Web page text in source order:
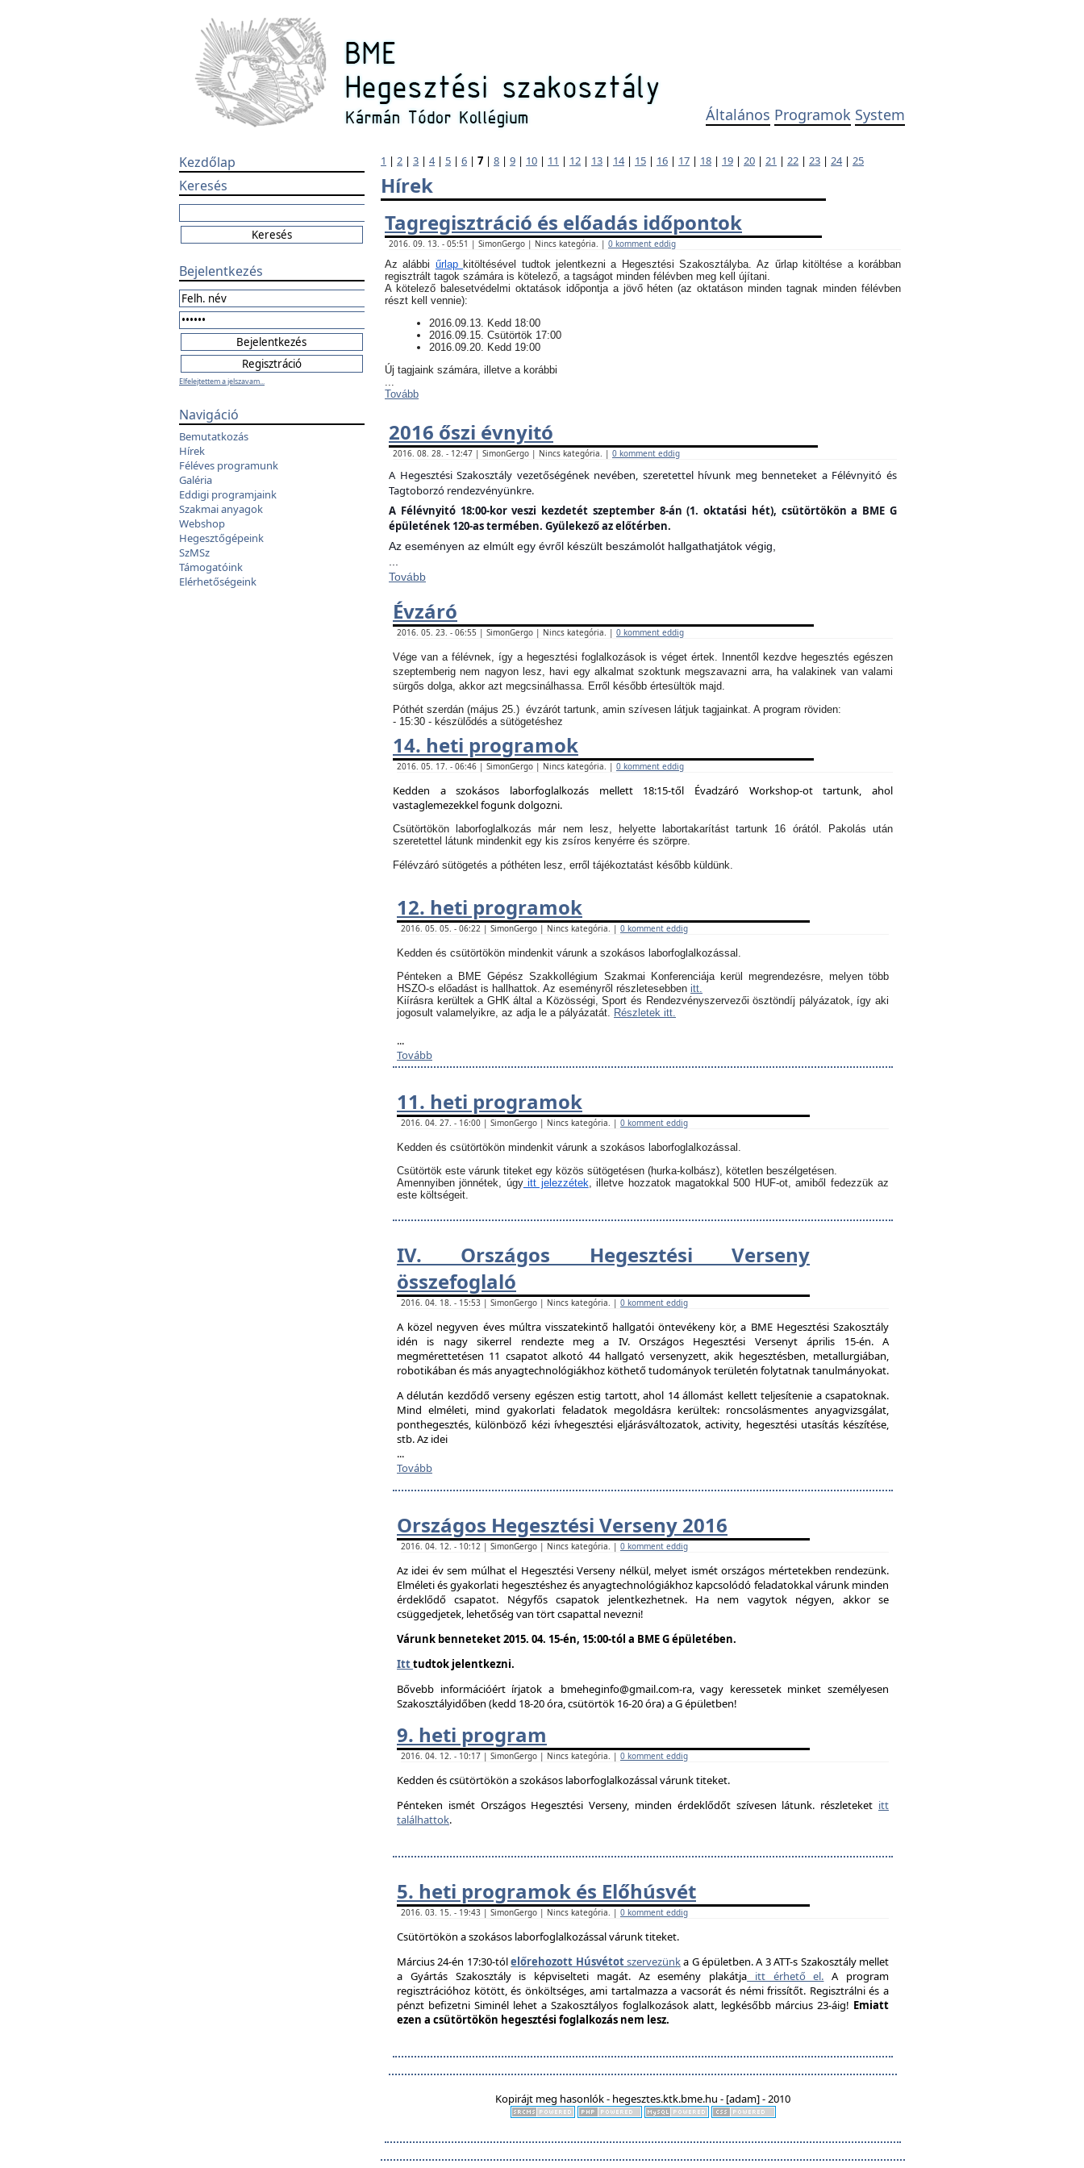
Általános Programok System
Kezdőlap
Keresés
Bejelentkezés
Elfelejtettem a jelszavam...
Navigáció
Bemutatkozás
Hírek
Féléves programunk
Galéria
Eddigi programjaink
Szakmai anyagok
Webshop
Hegesztőgépeink
SzMSz
Támogatóink
Elérhetőségeink
1 | 2 | 3 | 4| 5 | 6 | 7 | 8 | 9 | 10 | 11 | 12 | 13 | 14| 15 | 16 | 17 | 18 | 19 | 20 | 21 | 22 | 23 | 24| 25
Hírek
Tagregisztráció és előadás időpontok
2016. 09. 13. - 05:51 | SimonGergo | Nincs kategória. | 0 komment eddig
Az alábbi űrlap kitöltésével tudtok jelentkezni a Hegesztési Szakosztályba. Az űrlap kitöltése a korábban
regisztrált tagok számára is kötelező, a tagságot minden félévben meg kell újítani.
​A kötelező balesetvédelmi oktatások időpontja a jövő héten (az oktatáson minden tagnak minden félévben
részt kell vennie):
​2016.09.13. Kedd 18:00
2016.09.15. Csütörtök 17:00
2016.09.20. Kedd 19:00
Új tagjaink számára, illetve a korábbi
...
Tovább
2016 őszi évnyitó
2016. 08. 28. - 12:47 | SimonGergo | Nincs kategória. | 0 komment eddig
A Hegesztési Szakosztály vezetőségének nevében, szeretettel hívunk meg benneteket a Félévnyitó és
Tagtoborzó rendezvényünkre.
A Félévnyitó 18:00-kor veszi kezdetét szeptember 8-án (1. oktatási hét), csütörtökön a BME G
épületének 120-as termében. Gyülekező az előtérben.
Az eseményen az elmúlt egy évről készült beszámolót hallgathatjátok végig,
Tovább
Évzáró
2016. 05. 23. - 06:55 | SimonGergo | Nincs kategória. | 0 komment eddig
Vége van a félévnek, így a hegesztési foglalkozások is véget értek. Innentől kezdve hegesztés egészen
szeptemberig nem nagyon lesz, havi egy alkalmat szoktunk megszavazni arra, ha valakinek van valami
sürgős dolga, akkor azt megcsinálhassa. Erről később értesültök majd.
Póthét szerdán (május 25.) évzárót tartunk, amin szívesen látjuk tagjainkat. A program röviden:
- 15:30 - készülődés a sütögetéshez
14. heti programok
2016. 05. 17. - 06:46 | SimonGergo | Nincs kategória. | 0 komment eddig
Kedden a szokásos laborfoglalkozás mellett 18:15-től Évadzáró Workshop-ot tartunk, ahol
vastaglemezekkel fogunk dolgozni.
Csütörtökön laborfoglalkozás már nem lesz, helyette labortakarítást tartunk 16 órától. Pakolás után
szeretettel látunk mindenkit egy kis zsíros kenyérre és szörpre.
Félévzáró sütögetés a póthéten lesz, erről tájékoztatást később küldünk.
12. heti programok
2016. 05. 05. - 06:22 | SimonGergo | Nincs kategória. | 0 komment eddig
Kedden és csütörtökön mindenkit várunk a szokásos laborfoglalkozással.
Pénteken a BME Gépész Szakkollégium Szakmai Konferenciája kerül megrendezésre, melyen több
HSZO-s előadást is hallhattok. Az eseményről részletesebben itt.
Kiírásra kerültek a GHK által a Közösségi, Sport és Rendezvényszervezői ösztöndíj pályázatok, így aki
jogosult valamelyikre, az adja le a pályázatát. Részletek itt.
...
Tovább
11. heti programok
2016. 04. 27. - 16:00 | SimonGergo | Nincs kategória. | 0 komment eddig
Kedden és csütörtökön mindenkit várunk a szokásos laborfoglalkozással.
Csütörtök este várunk titeket egy közös sütögetésen (hurka-kolbász), kötetlen beszélgetésen.
Amennyiben jönnétek, úgyitt jelezzétek, illetve hozzatok magatokkal 500 HUF-ot, amiből fedezzük az
este költségeit.
IV. Országos Hegesztési Verseny
összefoglaló
2016. 04. 18. - 15:53 | SimonGergo | Nincs kategória. | 0 komment eddig
A közel negyven éves múltra visszatekintő hallgatói öntevékeny kör, a BME Hegesztési Szakosztály
idén is nagy sikerrel rendezte meg a IV. Országos Hegesztési Versenyt április 15-én. A
megmérettetésen 11 csapatot alkotó 44 hallgató versenyzett, akik hegesztésben, metallurgiában,
robotikában és más anyagtechnológiákhoz köthető tudományok területén folytatnak tanulmányokat.
A délután kezdődő verseny egészen estig tartott, ahol 14 állomást kellett teljesítenie a csapatoknak.
Mind elméleti, mind gyakorlati feladatok megoldásra kerültek: roncsolásmentes anyagvizsgálat,
ponthegesztés, különböző kézi ívhegesztési eljárásváltozatok, activity, hegesztési utasítás készítése,
stb. Az idei
...
Tovább
Országos Hegesztési Verseny 2016
2016. 04. 12. - 10:12 | SimonGergo | Nincs kategória. | 0 komment eddig
Az idei év sem múlhat el Hegesztési Verseny nélkül, melyet ismét országos mértetekben rendezünk.
Elméleti és gyakorlati hegesztéshez és anyagtechnológiákhoz kapcsolódó feladatokkal várunk minden
érdeklődő csapatot. Négyfős csapatok jelentkezhetnek. Ha nem vagytok négyen, akkor se
csüggedjetek, lehetőség van tört csapattal nevezni!
Várunk benneteket 2015. 04. 15-én, 15:00-tól a BME G épületében.
Itttudtok jelentkezni.
Bővebb információért írjatok a bmeheginfo@gmail.com-ra, vagy keressetek minket személyesen
Szakosztályidőben (kedd 18-20 óra, csütörtök 16-20 óra) a G épületben!
9. heti program
2016. 04. 12. - 10:17 | SimonGergo | Nincs kategória. | 0 komment eddig
Kedden és csütörtökön a szokásos laborfoglalkozással várunk titeket.
Pénteken ismét Országos Hegesztési Verseny, minden érdeklődőt szívesen látunk. részleteket itt
találhattok.
5. heti programok és Előhúsvét
2016. 03. 15. - 19:43 | SimonGergo | Nincs kategória. | 0 komment eddig
Csütörtökön a szokásos laborfoglalkozással várunk titeket.
Március 24-én 17:30-tólelőrehozott Húsvétotszervezünka G épületben. A 3 ATT-s Szakosztály mellet
a Gyártás Szakosztály is képviselteti magát. Az esemény plakátja itt érhető el. A program
regisztrációhoz kötött, és önköltséges, ami tartalmazza a vacsorát és némi frissítőt. Regisztrálni és a
pénzt befizetni Siminél lehet a Szakosztályos foglalkozások alatt, legkésőbb március 23-áig! Emiatt
ezen a csütörtökön hegesztési foglalkozás nem lesz.
Kopirájt meg hasonlók - hegesztes.ktk.bme.hu - [adam] - 2010